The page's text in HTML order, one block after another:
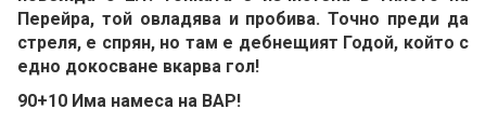
Перейра, той овладява и пробива. Точно преди да
стреля, е спрян, но там е дебнещият Годой, който с
едно докосване вкарва гол!
90+10 Има намеса на ВАР!